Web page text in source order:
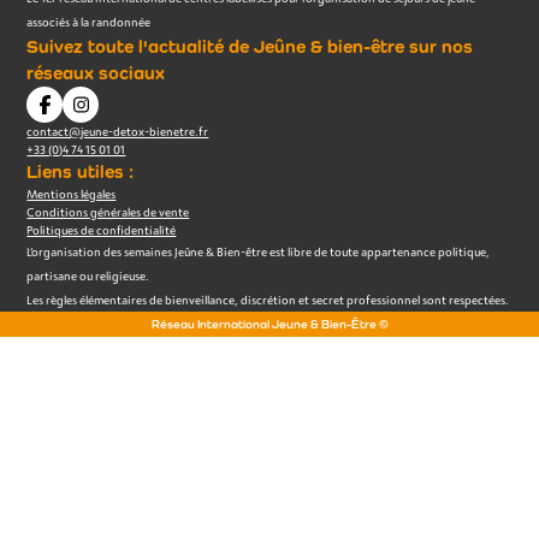
associés à la randonnée
Suivez toute l'actualité de Jeûne & bien-être sur nos
réseaux sociaux
contact@jeune-detox-bienetre.fr
+33 (0)4 74 15 01 01
Liens utiles :
Mentions légales
Conditions générales de vente
Politiques de confidentialité
L’organisation des semaines Jeûne & Bien-être est libre de toute appartenance politique,
partisane ou religieuse.
Les règles élémentaires de bienveillance, discrétion et secret professionnel sont respectées.
Réseau International Jeune & Bien-Être ©